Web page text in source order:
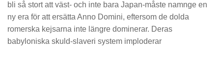
bli så stort att väst- och inte bara Japan-måste namnge en
ny era för att ersätta Anno Domini, eftersom de dolda
romerska kejsarna inte längre dominerar. Deras
babyloniska skuld-slaveri system imploderar